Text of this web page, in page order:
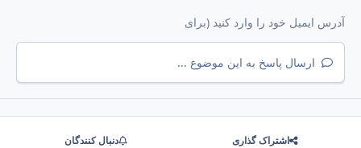
ارسال پاسخ به این موضوع ...
اشتراک گذاری دنبال کنندگان